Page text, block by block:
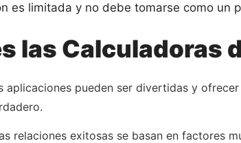
es limitada y no debe tomarse como un
las Calculadoras
aplicaciones pueden ser divertidas y
relaciones exitosas se basan en factores